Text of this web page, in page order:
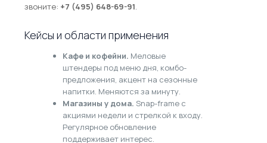
звоните: +7 (495) 648-69-91
Кейсы и области применения
Кафе и кофейни. Меловые
штендеры под меню дня, комбо-
предложения, акцент на сезонные
напитки. Меняются за минуту.
Магазины у дома. Snap-frame с
акциями недели и стрелкой к входу.
Регулярное обновление
поддерживает интерес.